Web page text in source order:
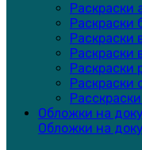
Раскраски
Раскраски
Раскраски
Раскраски
Раскраски
Раскраски
Обложки на
Обложки на